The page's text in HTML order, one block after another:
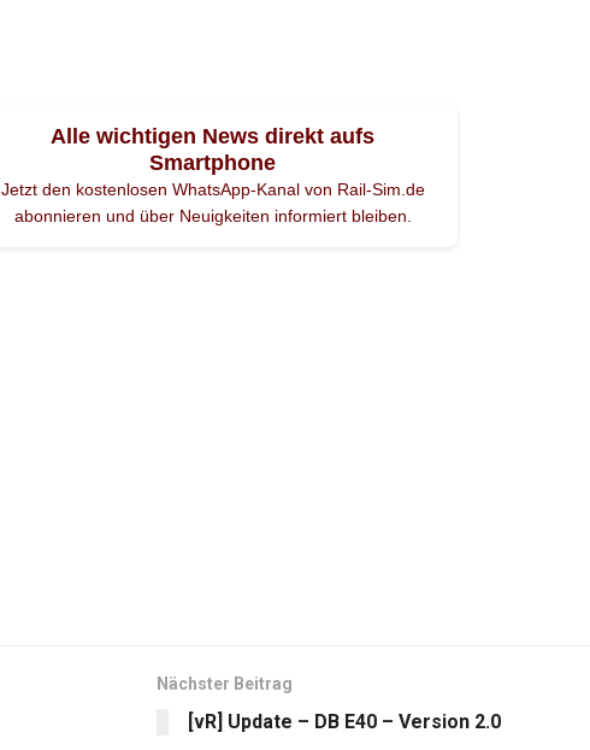
Alle wichtigen News direkt aufs
Smartphone
Jetzt den kostenlosen WhatsApp-Kanal von Rail-Sim.de
abonnieren und über Neuigkeiten informiert bleiben.
Nächster Beitrag
[vR] Update – DB E40 – Version 2.0